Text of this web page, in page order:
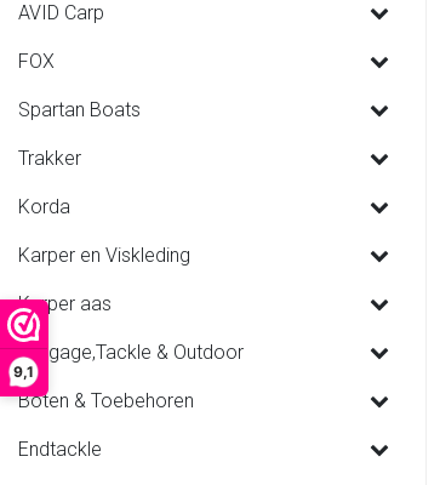
9,1
AVID Carp
FOX
Spartan Boats
Trakker
Korda
Karper en Viskleding
Karper aas
Luggage,Tackle & Outdoor
Boten & Toebehoren
Endtackle